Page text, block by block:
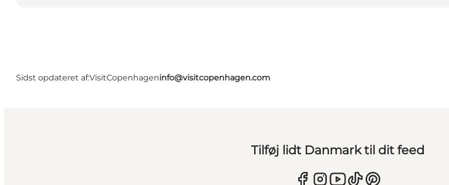
Sidst opdateret af:VisitCopenhageninfo@visitcopenhagen.com
Tilføj lidt Danmark til dit feed